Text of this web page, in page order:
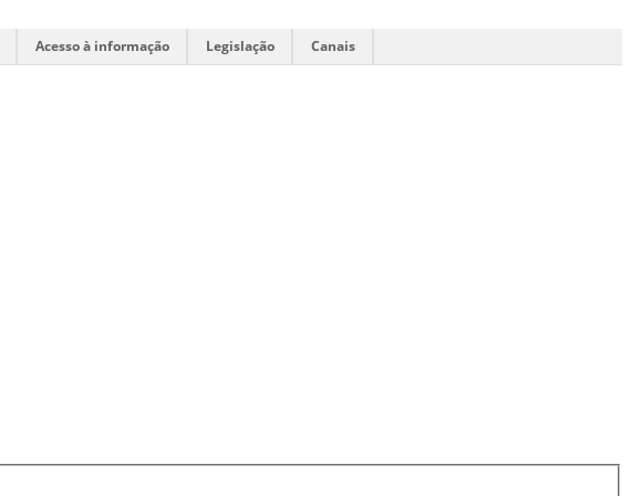
Acesso à informação Legislação Canais